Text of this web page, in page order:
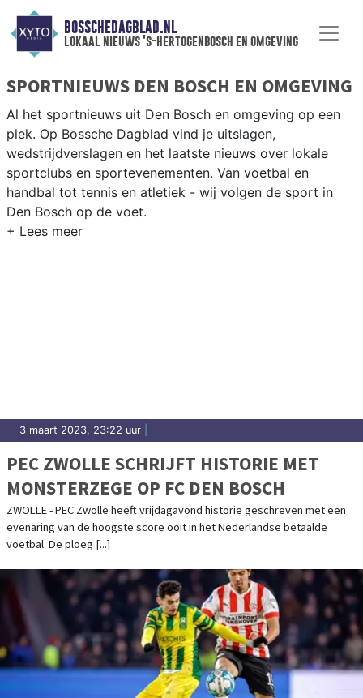
BOSSCHEDAGBLAD.NL
lokaal nieuws 's-hertogenbosch en omgeving
SPORTNIEUWS DEN BOSCH EN OMGEVING
Al het sportnieuws uit Den Bosch en omgeving op een
plek. Op Bossche Dagblad vind je uitslagen,
wedstrijdverslagen en het laatste nieuws over lokale
sportclubs en sportevenementen. Van voetbal en
handbal tot tennis en atletiek - wij volgen de sport in
Den Bosch op de voet.
3 maart 2023, 23:22 uur
PEC ZWOLLE SCHRIJFT HISTORIE MET
MONSTERZEGE OP FC DEN BOSCH
ZWOLLE - PEC Zwolle heeft vrijdagavond historie geschreven met een
evenaring van de hoogste score ooit in het Nederlandse betaalde
voetbal. De ploeg [...]